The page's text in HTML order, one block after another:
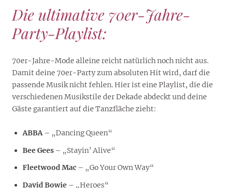
Die ultimative 70er-Jahre-
Party-Playlist:
70er-Jahre-Mode alleine reicht natürlich noch nicht aus.
Damit deine 70er-Party zum absoluten Hit wird, darf die
passende Musik nicht fehlen. Hier ist eine Playlist, die die
verschiedenen Musikstile der Dekade abdeckt und deine
Gäste garantiert auf die Tanzfläche zieht:
ABBA – „Dancing Queen“
Bee Gees – „Stayin’ Alive“
Fleetwood Mac – „Go Your Own Way“
David Bowie – „Heroes“